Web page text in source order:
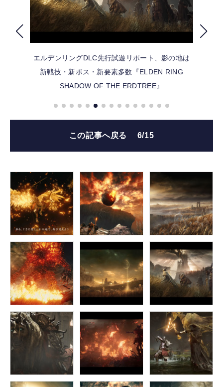
FOLLOW US
エルデンリングDLC先行試遊リポート、影の地は
新戦技・新ボス・新要素多数『ELDEN RING
SHADOW OF THE ERDTREE』
この記事へ戻る 6/15